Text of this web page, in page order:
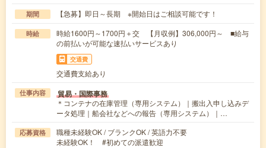
期間 【急募】即日～長期 ※開始日はご相談可能です！
時給
時給1600円～1700円＋交 【月収例】306,000円～ ■給与
の前払いが可能な速払いサービスあり
交通費
交通費支給あり
仕事内容 貿易・国際事務
＊コンテナの在庫管理（専用システム）｜搬出入申し込みデ
ータ処理｜船会社などへの報告（専用システム）｜…
応募資格
職種未経験OK / ブランクOK / 英語力不要
未経験OK！ #初めての派遣歓迎